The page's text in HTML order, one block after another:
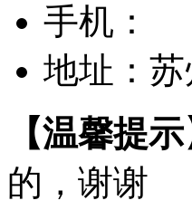
手机：
地址：
【温馨提示
的，谢谢